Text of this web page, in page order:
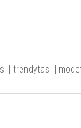
trendytas |